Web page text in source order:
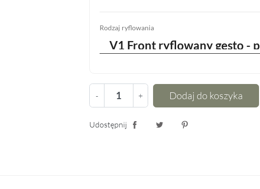
Rodzaj ryflowania
- + Dodaj do koszyka
Udostępnij